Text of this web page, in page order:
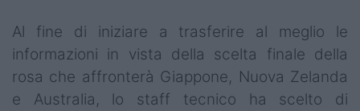
Al fine di iniziare a trasferire al meglio le
informazioni in vista della scelta finale della
rosa che affronterà Giappone, Nuova Zelanda
e Australia, lo staff tecnico ha scelto di